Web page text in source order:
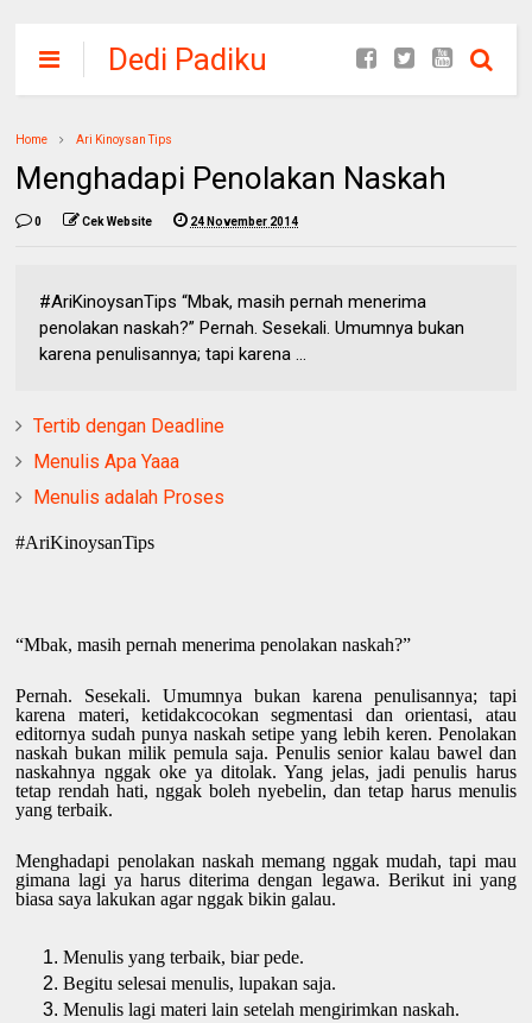
Dedi Padiku
Home Ari Kinoysan Tips
Menghadapi Penolakan Naskah
0 Cek Website 24 November 2014
#AriKinoysanTips “Mbak, masih pernah menerima
penolakan naskah?” Pernah. Sesekali. Umumnya bukan
karena penulisannya; tapi karena ...
Tertib dengan Deadline
Menulis Apa Yaaa
Menulis adalah Proses
#AriKinoysanTips
“Mbak, masih pernah menerima penolakan naskah?”
Pernah. Sesekali. Umumnya bukan karena penulisannya; tapi
karena materi, ketidakcocokan segmentasi dan orientasi, atau
editornya sudah punya naskah setipe yang lebih keren. Penolakan
naskah bukan milik pemula saja. Penulis senior kalau bawel dan
naskahnya nggak oke ya ditolak. Yang jelas, jadi penulis harus
tetap rendah hati, nggak boleh nyebelin, dan tetap harus menulis
yang terbaik.
Menghadapi penolakan naskah memang nggak mudah, tapi mau
gimana lagi ya harus diterima dengan legawa. Berikut ini yang
biasa saya lakukan agar nggak bikin galau.
Menulis yang terbaik, biar pede.
Begitu selesai menulis, lupakan saja.
Menulis lagi materi lain setelah mengirimkan naskah.